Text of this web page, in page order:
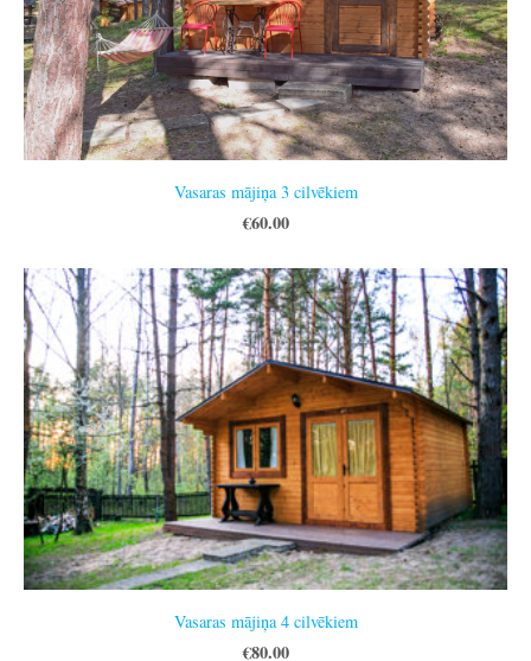
Vasaras mājiņa 3 cilvēkiem
€60.00
Vasaras mājiņa 4 cilvēkiem
€80.00